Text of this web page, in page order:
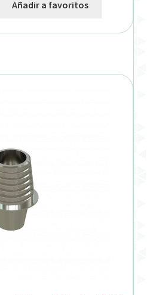
Añadir a favoritos